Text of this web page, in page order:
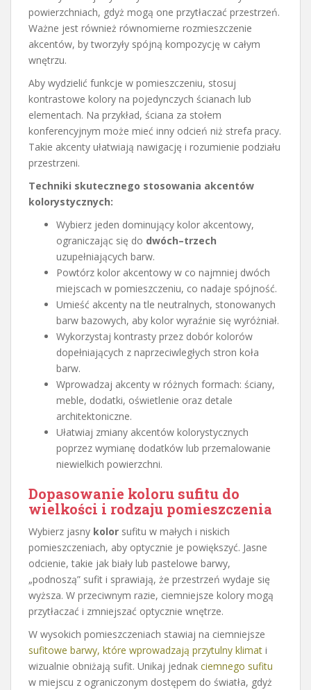
powierzchniach, gdyż mogą one przytłaczać przestrzeń.
Ważne jest również równomierne rozmieszczenie
akcentów, by tworzyły spójną kompozycję w całym
wnętrzu.
Aby wydzielić funkcje w pomieszczeniu, stosuj
kontrastowe kolory na pojedynczych ścianach lub
elementach. Na przykład, ściana za stołem
konferencyjnym może mieć inny odcień niż strefa pracy.
Takie akcenty ułatwiają nawigację i rozumienie podziału
przestrzeni.
Techniki skutecznego stosowania akcentów
kolorystycznych:
Wybierz jeden dominujący kolor akcentowy,
ograniczając się do dwóch–trzech
uzupełniających barw.
Powtórz kolor akcentowy w co najmniej dwóch
miejscach w pomieszczeniu, co nadaje spójność.
Umieść akcenty na tle neutralnych, stonowanych
barw bazowych, aby kolor wyraźnie się wyróżniał.
Wykorzystaj kontrasty przez dobór kolorów
dopełniających z naprzeciwległych stron koła
barw.
Wprowadzaj akcenty w różnych formach: ściany,
meble, dodatki, oświetlenie oraz detale
architektoniczne.
Ułatwiaj zmiany akcentów kolorystycznych
poprzez wymianę dodatków lub przemalowanie
niewielkich powierzchni.
Dopasowanie koloru sufitu do
wielkości i rodzaju pomieszczenia
Wybierz jasny kolor sufitu w małych i niskich
pomieszczeniach, aby optycznie je powiększyć. Jasne
odcienie, takie jak biały lub pastelowe barwy,
„podnoszą” sufit i sprawiają, że przestrzeń wydaje się
wyższa. W przeciwnym razie, ciemniejsze kolory mogą
przytłaczać i zmniejszać optycznie wnętrze.
W wysokich pomieszczeniach stawiaj na ciemniejsze
sufitowe barwy, które wprowadzają przytulny klimat i
wizualnie obniżają sufit. Unikaj jednak ciemnego sufitu
w miejscu z ograniczonym dostępem do światła, gdyż